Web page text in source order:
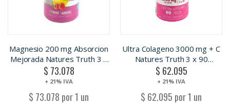
Magnesio 200 mg Absorcion
Mejorada Natures Truth 3 x
60 Gomitas. SIN GLUTEN.
$ 73.078
+ 21% IVA
$ 73.078 por 1 un
Ultra Colageno 3000 mg + C
Natures Truth 3 x 90
Capsulas. SIN GLUTEN.
$ 62.095
+ 21% IVA
$ 62.095 por 1 un